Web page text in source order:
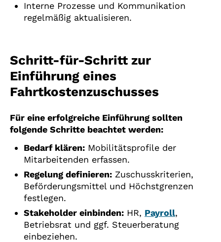
Interne Prozesse und Kommunikation
regelmäßig aktualisieren.
Schritt-für-Schritt zur
Einführung eines
Fahrtkostenzuschusses
Für eine erfolgreiche Einführung sollten
folgende Schritte beachtet werden:
Bedarf klären: Mobilitätsprofile der
Mitarbeitenden erfassen.
Regelung definieren: Zuschusskriterien,
Beförderungsmittel und Höchstgrenzen
festlegen.
Stakeholder einbinden: HR, Payroll,
Betriebsrat und ggf. Steuerberatung
einbeziehen.